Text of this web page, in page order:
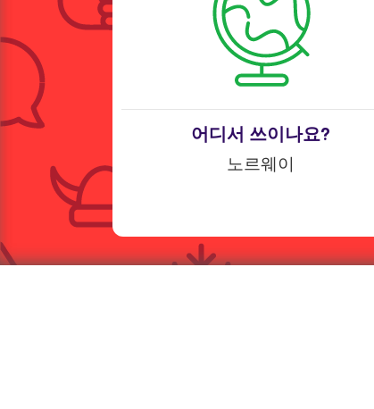
어디서 쓰이나요?
노르웨이